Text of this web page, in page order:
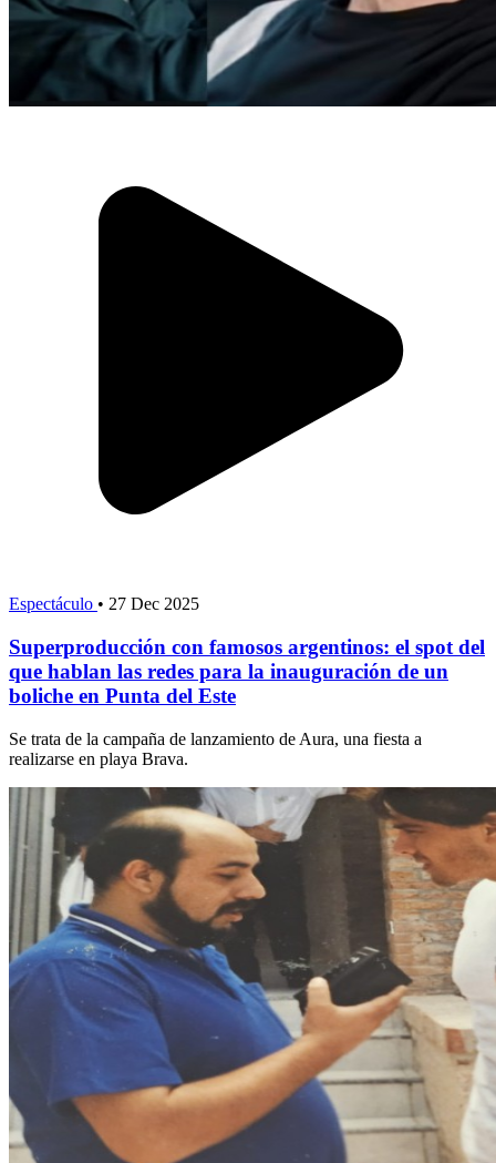
Espectáculo • 27 Dec 2025
Superproducción con famosos argentinos: el spot del
que hablan las redes para la inauguración de un
boliche en Punta del Este
Se trata de la campaña de lanzamiento de Aura, una fiesta a
realizarse en playa Brava.